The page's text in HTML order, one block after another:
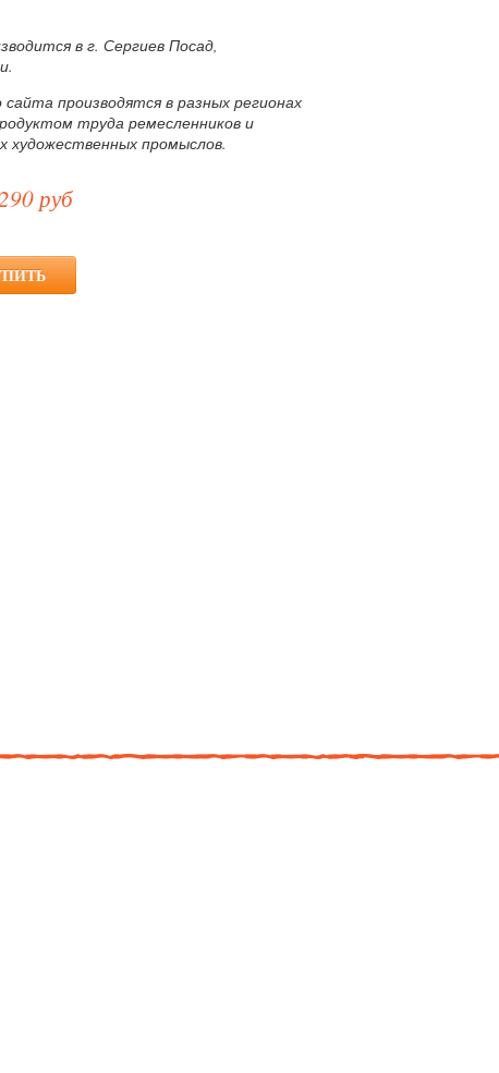
в г. Сергиев Посад,
производятся в разных регионах
труда ремесленников и
художественных промыслов.
руб